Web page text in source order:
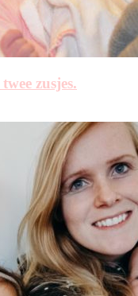
zusjes.